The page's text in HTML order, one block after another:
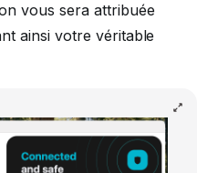
vous sera attribuée
ainsi votre véritable